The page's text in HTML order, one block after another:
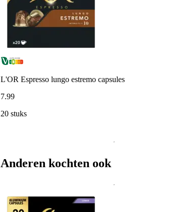
L'OR Espresso lungo estremo capsules
7.99
20 stuks
Anderen kochten ook